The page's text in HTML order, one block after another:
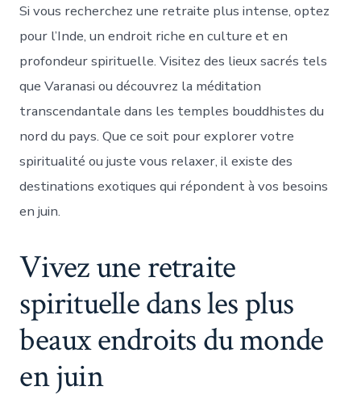
Si vous recherchez une retraite plus intense, optez
pour l’Inde, un endroit riche en culture et en
profondeur spirituelle. Visitez des lieux sacrés tels
que Varanasi ou découvrez la méditation
transcendantale dans les temples bouddhistes du
nord du pays. Que ce soit pour explorer votre
spiritualité ou juste vous relaxer, il existe des
destinations exotiques qui répondent à vos besoins
en juin.
Vivez une retraite
spirituelle dans les plus
beaux endroits du monde
en juin